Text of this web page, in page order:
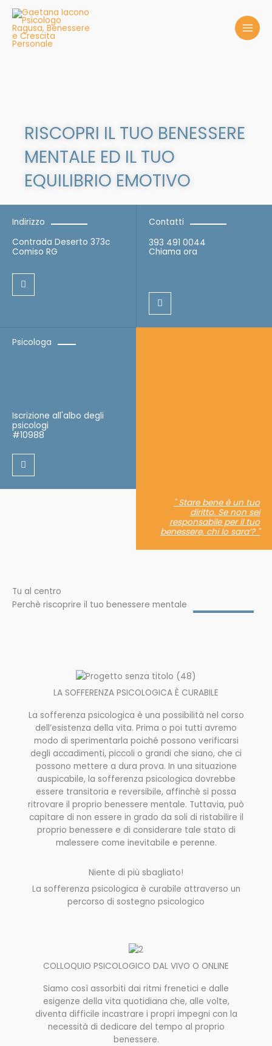
contenuto
RISCOPRI IL TUO BENESSERE
MENTALE ED IL TUO
EQUILIBRIO EMOTIVO
Contatti
393 491 0044
Chiama ora
Indirizzo
Contrada Deserto 373c
Comiso RG
Psicologa
Iscrizione all'albo degli
psicologi
#10988
" Stare bene è un tuo
diritto. Se non sei
responsabile per il tuo
benessere, chi lo sara’? "
Tu al centro
Perchè riscoprire il tuo benessere mentale
LA SOFFERENZA PSICOLOGICA È CURABILE
La sofferenza psicologica è una possibilità nel corso
dell’esistenza della vita. Prima o poi tutti avremo
modo di sperimentarla poiché possono verificarsi
degli accadimenti, piccoli o grandi che siano, che ci
possono mettere a dura prova. In una situazione
auspicabile, la sofferenza psicologica dovrebbe
essere transitoria e reversibile, affinchè si possa
ritrovare il proprio benessere mentale. Tuttavia, può
capitare di non essere in grado da soli di ristabilire il
proprio benessere e di considerare tale stato di
malessere come inevitabile e perenne.
Niente di più sbagliato!
La sofferenza psicologica è curabile attraverso un
percorso di sostegno psicologico
COLLOQUIO PSICOLOGICO DAL VIVO O ONLINE
Siamo così assorbiti dai ritmi frenetici e dalle
esigenze della vita quotidiana che, alle volte,
diventa difficile incastrare i propri impegni con la
necessità di dedicare del tempo al proprio
benessere.